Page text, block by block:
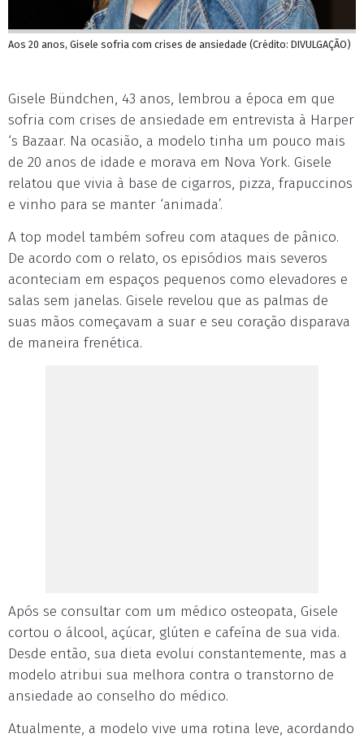
Aos 20 anos, Gisele sofria com crises de ansiedade (Crédito: DIVULGAÇÃO)
Gisele Bündchen, 43 anos, lembrou a época em que
sofria com crises de ansiedade em entrevista à Harper
‘s Bazaar. Na ocasião, a modelo tinha um pouco mais
de 20 anos de idade e morava em Nova York. Gisele
relatou que vivia à base de cigarros, pizza, frapuccinos
e vinho para se manter ‘animada’.
A top model também sofreu com ataques de pânico.
De acordo com o relato, os episódios mais severos
aconteciam em espaços pequenos como elevadores e
salas sem janelas. Gisele revelou que as palmas de
suas mãos começavam a suar e seu coração disparava
de maneira frenética.
Após se consultar com um médico osteopata, Gisele
cortou o álcool, açúcar, glúten e cafeína de sua vida.
Desde então, sua dieta evolui constantemente, mas a
modelo atribui sua melhora contra o transtorno de
ansiedade ao conselho do médico.
Atualmente, a modelo vive uma rotina leve, acordando